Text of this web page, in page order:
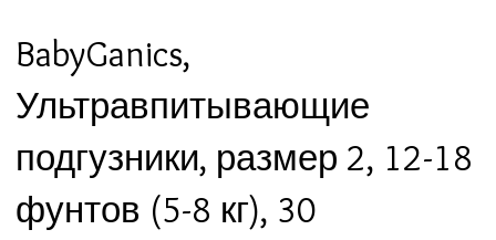
BabyGanics,
Ультравпитывающие
подгузники, размер 2, 12-18
фунтов (5-8 кг), 30